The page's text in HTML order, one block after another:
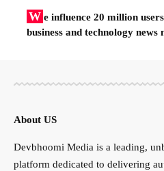
W e influence 20 million
business and technology
About US
Devbhoomi Media is a leading,
platform dedicated to delivering